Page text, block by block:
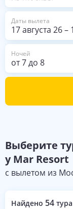
Даты вылета
17 августа 26–
Ночей
от7до 8
Выберите
y Mar Resort
с вылетом из
Найдено 54